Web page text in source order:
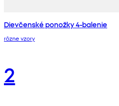
Dievčenské ponožky 4-balenie
rôzne vzory
2